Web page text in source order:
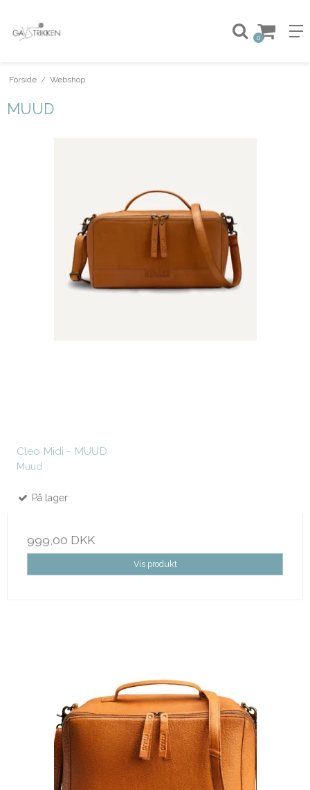
0
Forside / Webshop
MUUD
Cleo Midi - MUUD
Muud
På lager
999,00 DKK
Vis produkt